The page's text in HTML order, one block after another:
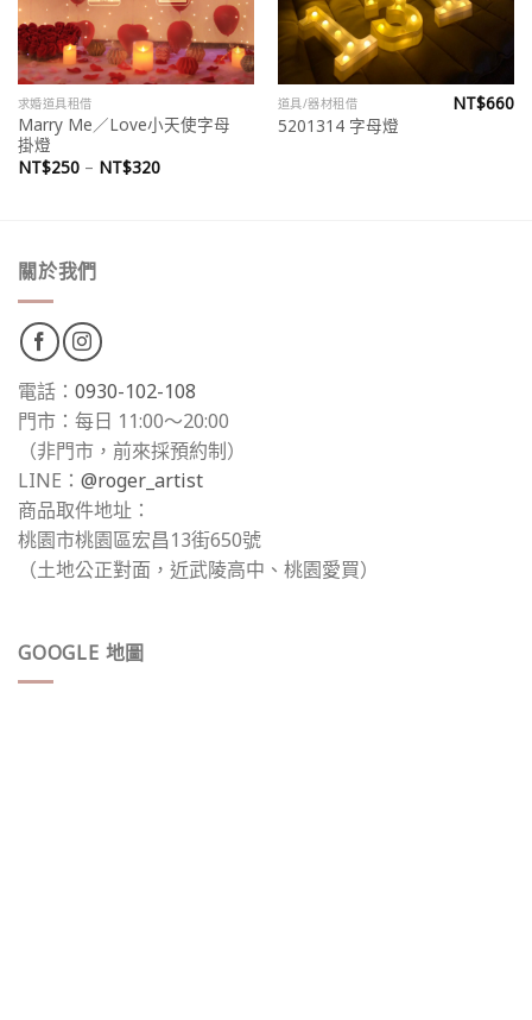
求婚道具租借
Marry Me／Love小天使字母
掛燈
NT$250– NT$320
道具/器材租借
5201314 字母燈
NT$660
關於我們
電話： 0930-102-108
門市：每日 11:00～20:00
（非門市，前來採預約制）
LINE： @roger_artist
商品取件地址：
桃園市桃園區宏昌13街650號
（土地公正對面，近武陵高中、桃園愛買）
GOOGLE 地圖